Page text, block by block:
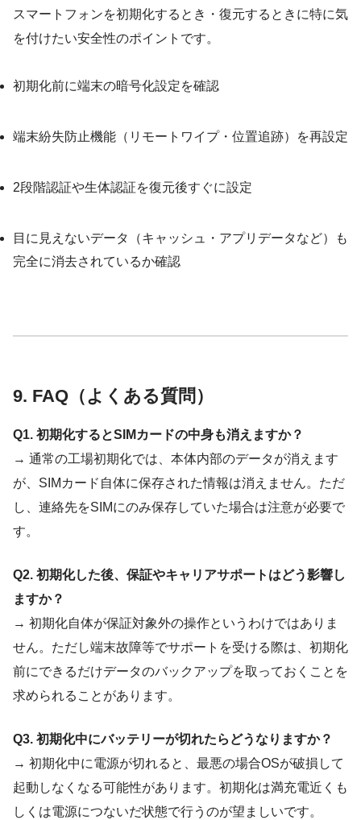
スマートフォンを初期化するとき・復元するときに特に気
を付けたい安全性のポイントです。
初期化前に端末の暗号化設定を確認
端末紛失防止機能（リモートワイプ・位置追跡）を再設定
2段階認証や生体認証を復元後すぐに設定
目に見えないデータ（キャッシュ・アプリデータなど）も
完全に消去されているか確認
9. FAQ（よくある質問）
Q1. 初期化するとSIMカードの中身も消えますか？
→ 通常の工場初期化では、本体内部のデータが消えます
が、SIMカード自体に保存された情報は消えません。ただ
し、連絡先をSIMにのみ保存していた場合は注意が必要で
す。
Q2. 初期化した後、保証やキャリアサポートはどう影響し
ますか？
→ 初期化自体が保証対象外の操作というわけではありま
せん。ただし端末故障等でサポートを受ける際は、初期化
前にできるだけデータのバックアップを取っておくことを
求められることがあります。
Q3. 初期化中にバッテリーが切れたらどうなりますか？
→ 初期化中に電源が切れると、最悪の場合OSが破損して
起動しなくなる可能性があります。初期化は満充電近くも
しくは電源につないだ状態で行うのが望ましいです。